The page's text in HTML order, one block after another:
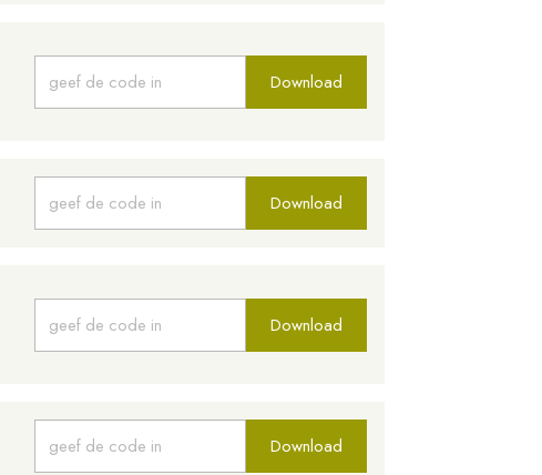
Download
Download
Download
Download